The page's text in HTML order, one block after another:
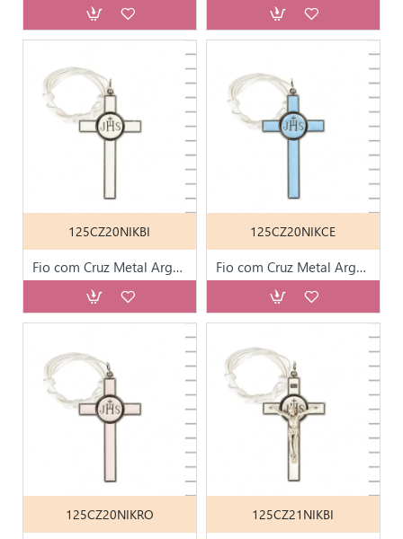
125CZ20NIKBI
Fio com Cruz Metal Argentada e Branca
125CZ20NIKCE
Fio com Cruz Metal Argentada e Azul Celeste
125CZ20NIKRO 125CZ21NIKBI